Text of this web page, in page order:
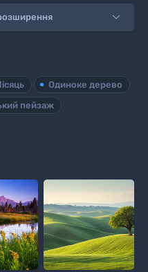
Одиноке дерево
пейзаж